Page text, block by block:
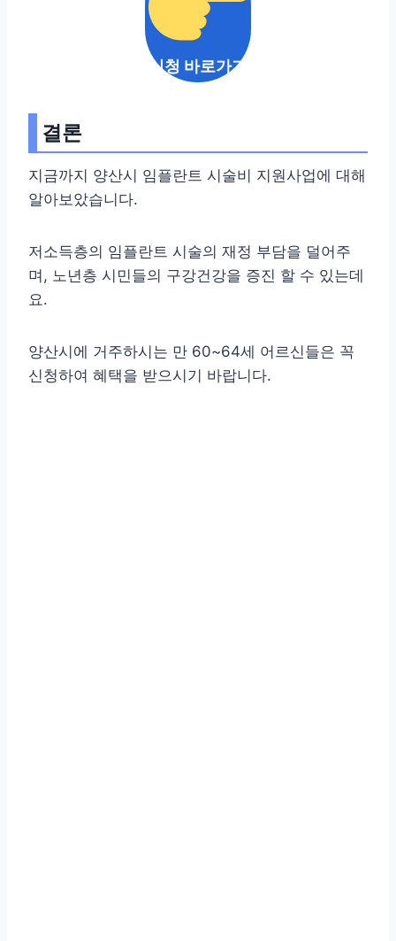
신청 바로가기
결론
지금까지 양산시 임플란트 시술비 지원사업에 대해
알아보았습니다.
저소득층의 임플란트 시술의 재정 부담을 덜어주
며, 노년층 시민들의 구강건강을 증진 할 수 있는데
요.
양산시에 거주하시는 만 60~64세 어르신들은 꼭
신청하여 혜택을 받으시기 바랍니다.